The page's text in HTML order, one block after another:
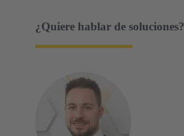
¿Quiere hablar de soluciones?